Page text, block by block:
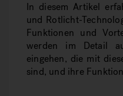
In diesem Artikel
und Rotlicht-
Funktionen und
werden im Detail
eingehen, die mit
sind, und ihre